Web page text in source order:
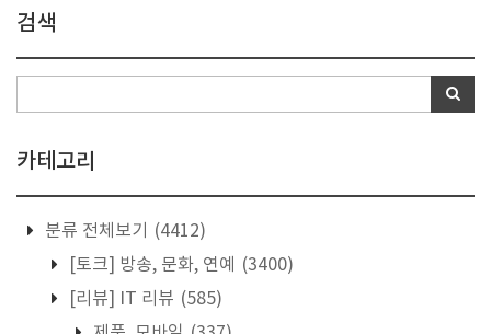
검색
카테고리
분류 전체보기
(4412)
[토크] 방송, 문화, 연예
(3400)
[리뷰] IT 리뷰 (585)